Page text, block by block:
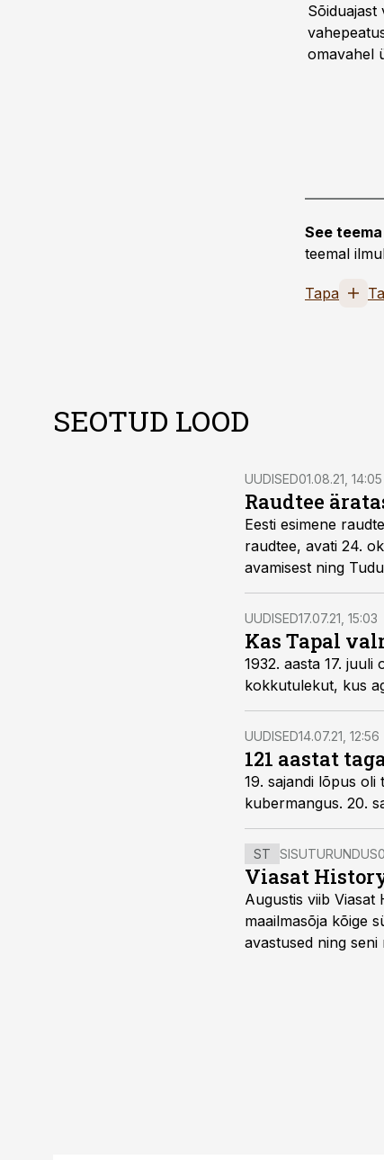
Sõiduajast
omavahel
See
teemal
Tapa
SEOTUD LOOD
UUDISED01.08.21, 14:05
Raudtee
Eesti esimene
raudtee, avati 24.
avamisest ning
UUDISED17.07.21, 15:03
Kas Tapal
1932. aasta 17.
kokkutulekut, kus
UUDISED14.07.21, 12:56
121 aastat
19. sajandi lõpus oli
kubermangus. 20.
ST SISUTURUNDUS
Viasat
Augustis viib Viasat
maailmasõja kõige
avastused ning